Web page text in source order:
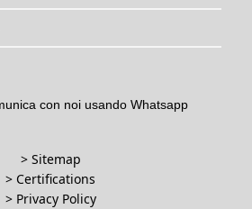
con noi usando Whatsapp
> Sitemap
> Certifications
> Privacy Policy